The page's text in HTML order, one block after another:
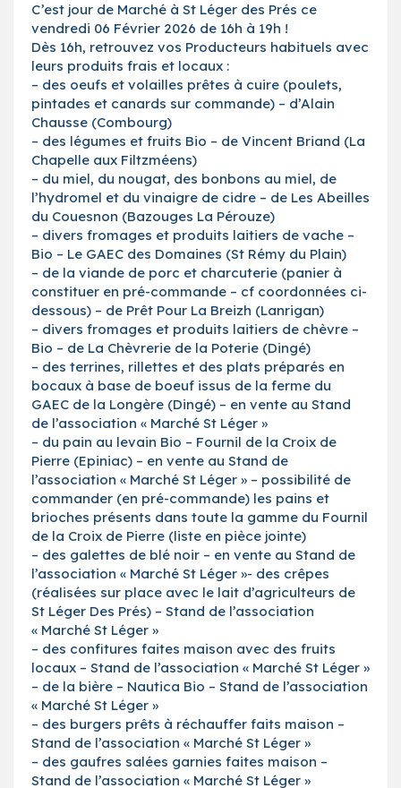
C’est jour de Marché à St Léger des Prés ce
vendredi 06 Février 2026 de 16h à 19h !
Dès 16h, retrouvez vos Producteurs habituels avec
leurs produits frais et locaux :
– des oeufs et volailles prêtes à cuire (poulets,
pintades et canards sur commande) – d’Alain
Chausse (Combourg)
– des légumes et fruits Bio – de Vincent Briand (La
Chapelle aux Filtzméens)
– du miel, du nougat, des bonbons au miel, de
l’hydromel et du vinaigre de cidre – de Les Abeilles
du Couesnon (Bazouges La Pérouze)
– divers fromages et produits laitiers de vache –
Bio – Le GAEC des Domaines (St Rémy du Plain)
– de la viande de porc et charcuterie (panier à
constituer en pré-commande – cf coordonnées ci-
dessous) – de Prêt Pour La Breizh (Lanrigan)
– divers fromages et produits laitiers de chèvre –
Bio – de La Chèvrerie de la Poterie (Dingé)
– des terrines, rillettes et des plats préparés en
bocaux à base de boeuf issus de la ferme du
GAEC de la Longère (Dingé) – en vente au Stand
de l’association « Marché St Léger »
– du pain au levain Bio – Fournil de la Croix de
Pierre (Epiniac) – en vente au Stand de
l’association « Marché St Léger » – possibilité de
commander (en pré-commande) les pains et
brioches présents dans toute la gamme du Fournil
de la Croix de Pierre (liste en pièce jointe)
– des galettes de blé noir – en vente au Stand de
l’association « Marché St Léger »- des crêpes
(réalisées sur place avec le lait d’agriculteurs de
St Léger Des Prés) – Stand de l’association
« Marché St Léger »
– des confitures faites maison avec des fruits
locaux – Stand de l’association « Marché St Léger »
– de la bière – Nautica Bio – Stand de l’association
« Marché St Léger »
– des burgers prêts à réchauffer faits maison –
Stand de l’association « Marché St Léger »
– des gaufres salées garnies faites maison –
Stand de l’association « Marché St Léger »